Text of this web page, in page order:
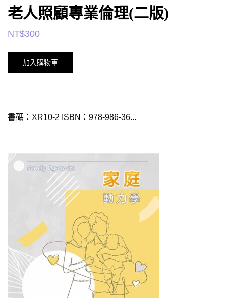
老人照顧專業倫理(二版)
NT$300
加入購物車
書碼：XR10-2 ISBN：978-986-36...